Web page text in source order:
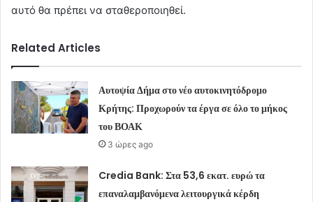
αυτό θα πρέπει να σταθεροποιηθεί.
Related Articles
Αυτοψία Δήμα στο νέο αυτοκινητόδρομο
Κρήτης: Προχωρούν τα έργα σε όλο το μήκος
του ΒΟΑΚ
3 ώρες ago
Credia Bank: Στα 53,6 εκατ. ευρώ τα
επαναλαμβανόμενα λειτουργικά κέρδη